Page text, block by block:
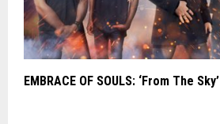
EMBRACE OF SOULS: ‘From The Sky’